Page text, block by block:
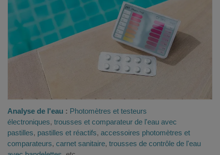
Analyse de l'eau : Photomètres et testeurs
électroniques, trousses et comparateur de l'eau avec
pastilles, pastilles et réactifs, accessoires photomètres et
comparateurs, carnet sanitaire, trousses de contrôle de l'eau